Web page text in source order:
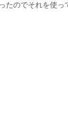
たのでそれを使